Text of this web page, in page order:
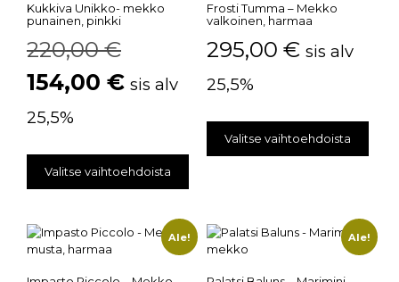
Kukkiva Unikko- mekko
punainen, pinkki
220,00€
154,00 € sis alv
25,5%
Valitse vaihtoehdoista
Frosti Tumma – Mekko
valkoinen, harmaa
295,00 € sis alv
25,5%
Valitse vaihtoehdoista
Ale! Ale!